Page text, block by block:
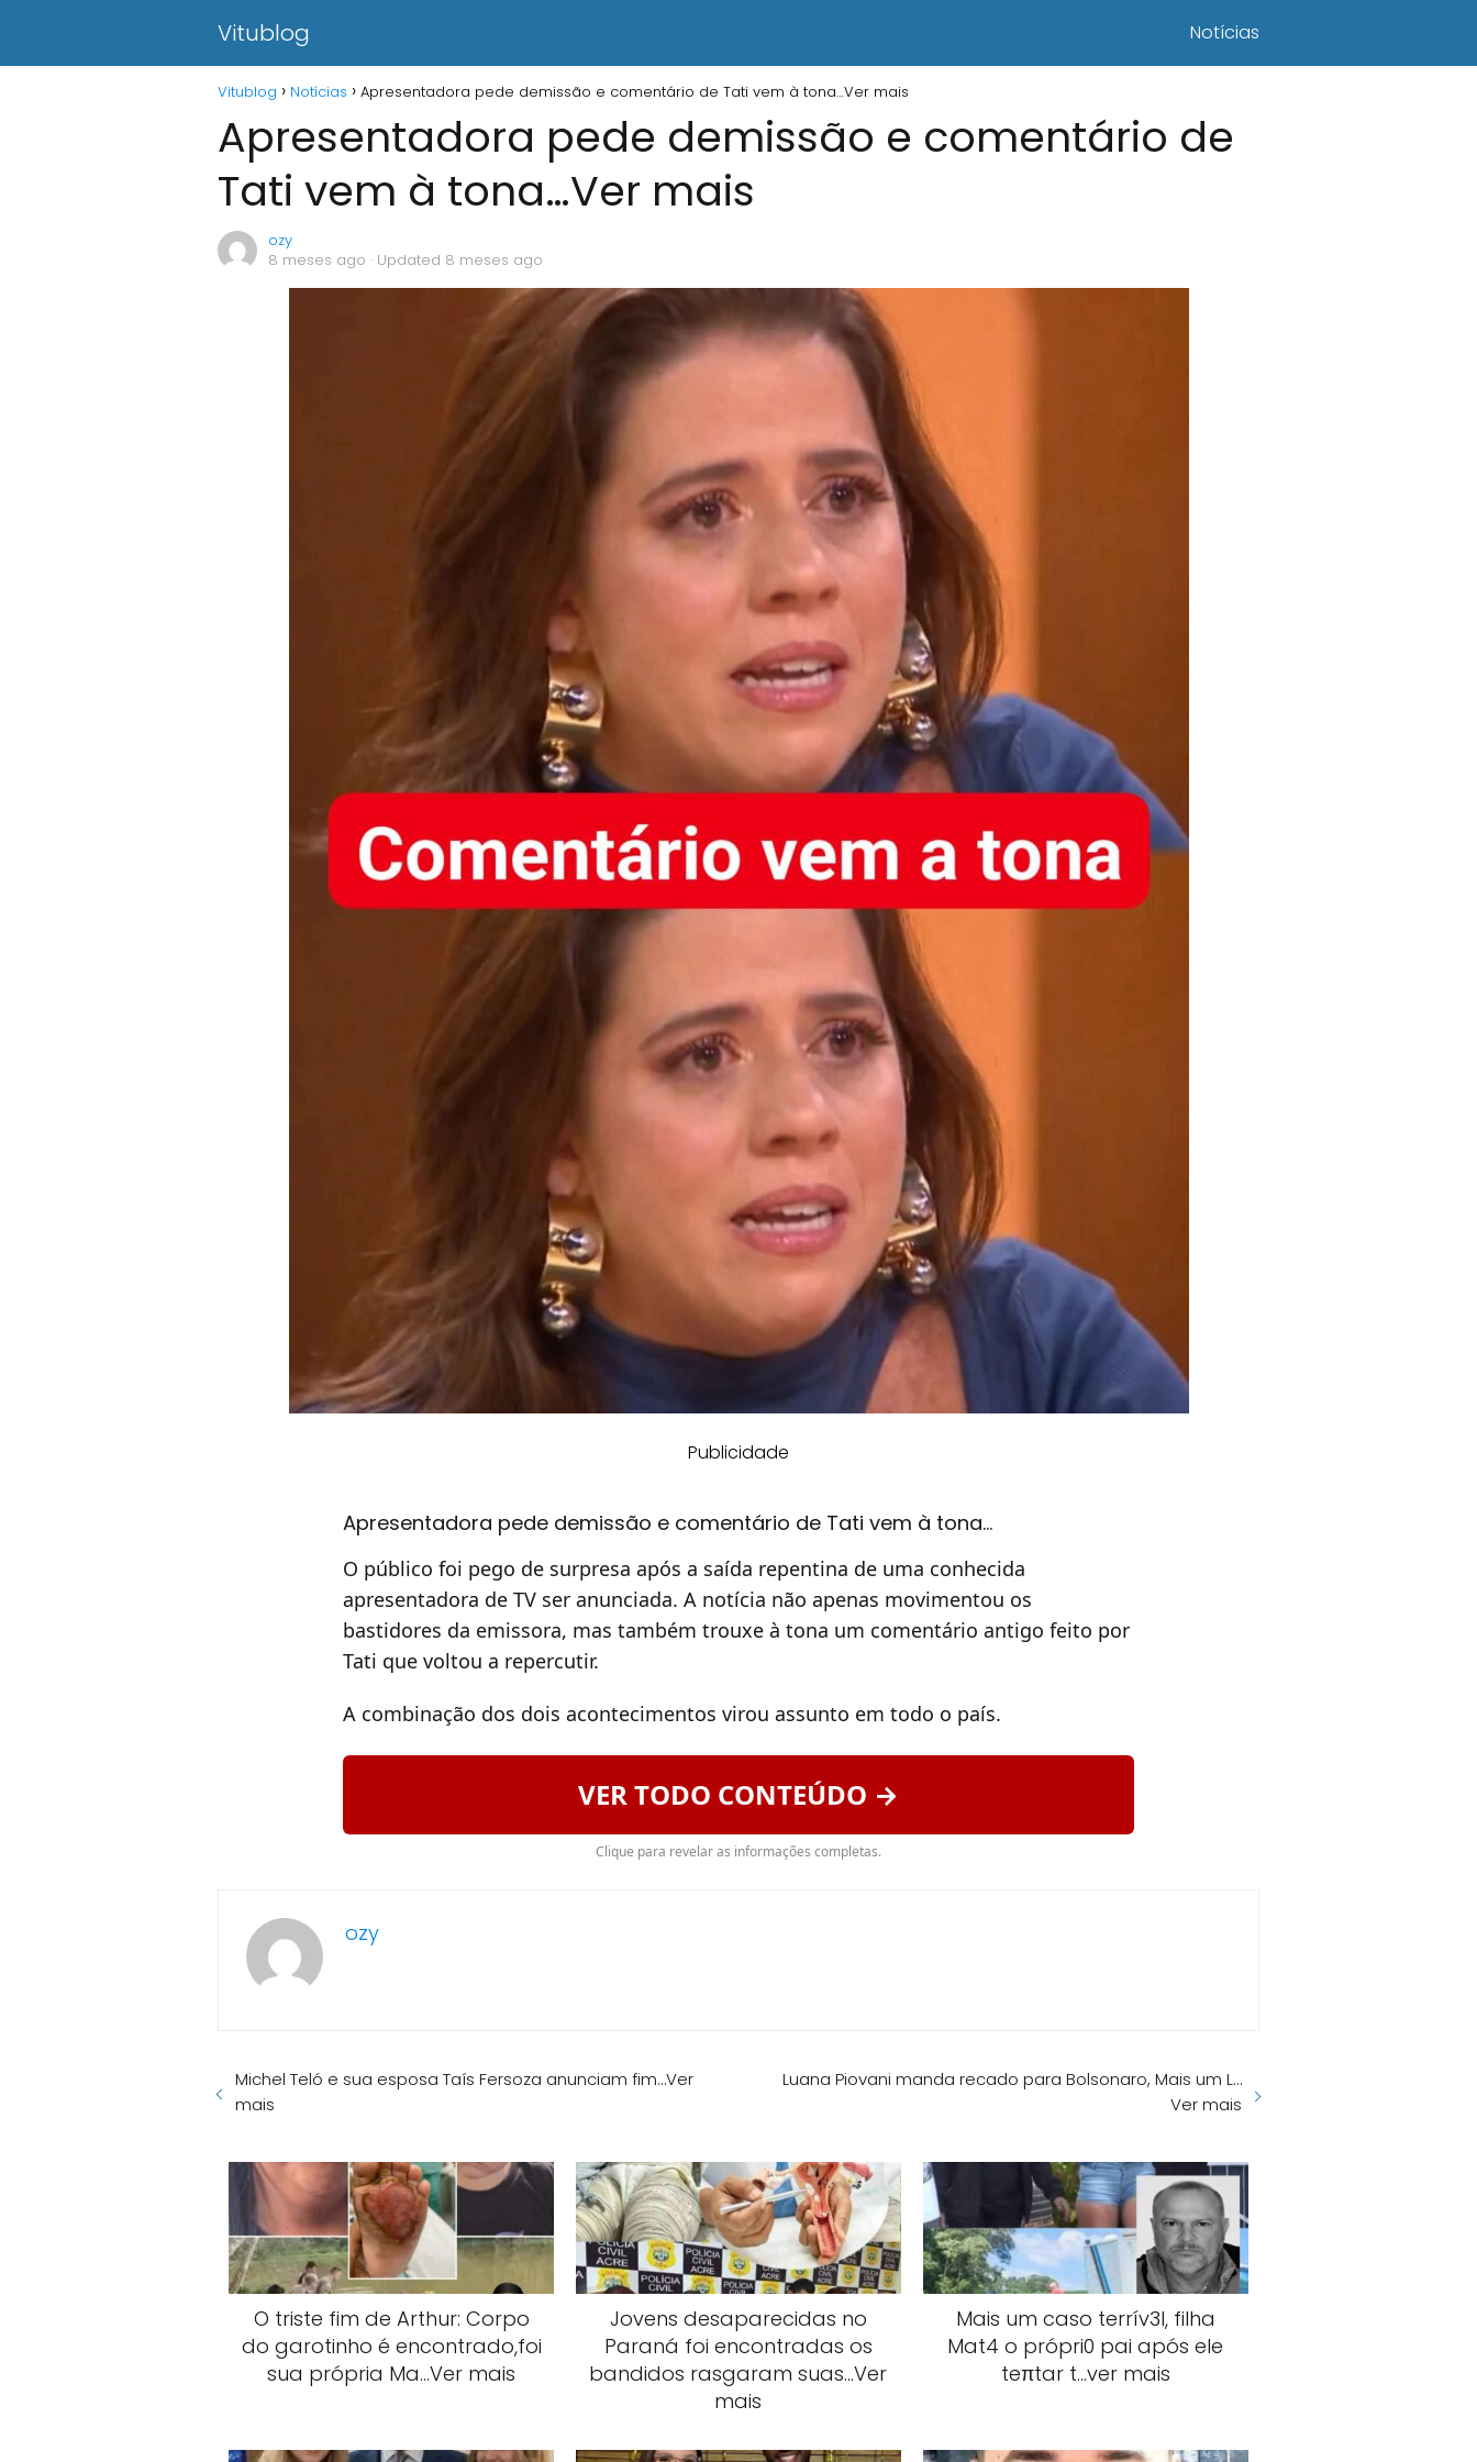
Vitublog Notícias
Vitublog Notícias Apresentadora pede demissão e comentário de Tati vem à tona…Ver mais
Apresentadora pede demissão e comentário de
Tati vem à tona…Ver mais
ozy
8 meses ago · Updated 8 meses ago
Publicidade
Apresentadora pede demissão e comentário de Tati vem à tona…
O público foi pego de surpresa após a saída repentina de uma conhecida
apresentadora de TV ser anunciada. A notícia não apenas movimentou os
bastidores da emissora, mas também trouxe à tona um comentário antigo feito por
Tati que voltou a repercutir.
A combinação dos dois acontecimentos virou assunto em todo o país.
VER TODO CONTEÚDO →
Clique para revelar as informações completas.
ozy
Michel Teló e sua esposa Taís Fersoza anunciam fim…Ver
mais
Luana Piovani manda recado para Bolsonaro, Mais um L…
Ver mais
O triste fim de Arthur: Corpo
do garotinho é encontrado,foi
sua própria Ma…Ver mais
Jovens desaparecidas no
Paraná foi encontradas os
bandidos rasgaram suas…Ver
mais
Mais um caso terrív3l, filha
Mat4 o própri0 pai após ele
teπtar t…ver mais